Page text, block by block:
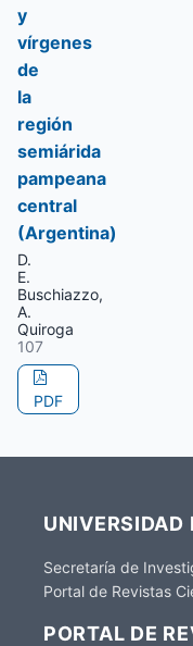
y
vírgenes
de
la
región
semiárida
pampeana
central
(Argentina)
D.
E.
Buschiazzo,
A.
Quiroga
107
PDF
UNIVERSIDAD
Secretaría de
Portal de Revistas
PORTAL DE